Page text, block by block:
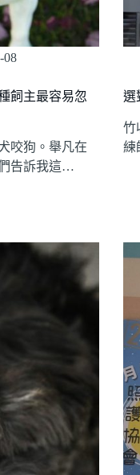
08
飼主最容易忽
咬狗。舉凡在
告訴我這…
選
竹
練